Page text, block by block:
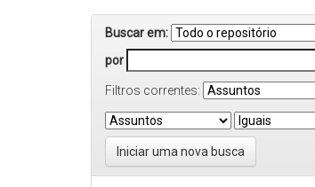
Buscar em:
por
Filtros correntes:
Iniciar uma nova busca